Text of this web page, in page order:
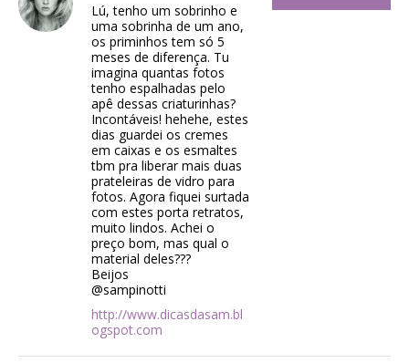
Lú, tenho um sobrinho e
uma sobrinha de um ano,
os priminhos tem só 5
meses de diferença. Tu
imagina quantas fotos
tenho espalhadas pelo
apê dessas criaturinhas?
Incontáveis! hehehe, estes
dias guardei os cremes
em caixas e os esmaltes
tbm pra liberar mais duas
prateleiras de vidro para
fotos. Agora fiquei surtada
com estes porta retratos,
muito lindos. Achei o
preço bom, mas qual o
material deles???
Beijos
@sampinotti
http://www.dicasdasam.bl
ogspot.com